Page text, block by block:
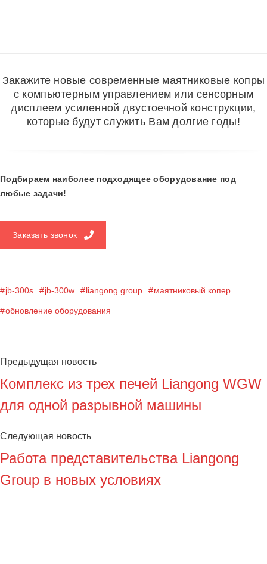
Закажите новые современные маятниковые копры
с компьютерным управлением или сенсорным
дисплеем усиленной двустоечной конструкции,
которые будут служить Вам долгие годы!
Подбираем наиболее подходящее оборудование под
любые задачи!
Заказать звонок
jb-300s jb-300w liangong group маятниковый копер
обновление оборудования
Предыдущая новость
Комплекс из трех печей Liangong WGW
для одной разрывной машины
Следующая новость
Работа представительства Liangong
Group в новых условиях